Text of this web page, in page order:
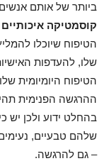
ביותר של אותם
קוסמטיקה איכותיים
הטיפוח שיוכלו
שלו, להעדפות
הטיפוח היומיומית
ההרגשה הפנימית
בהחלט ידוע ולכן יש
שלהם טבעיים,
– גם להרגשה.